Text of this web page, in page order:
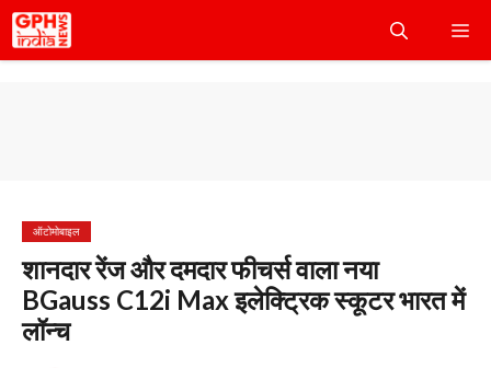
Skip
to
ऑटोमोबाइल
शानदार रेंज और दमदार फीचर्स वाला नया
BGauss C12i Max इलेक्ट्रिक स्कूटर भारत में
लॉन्च